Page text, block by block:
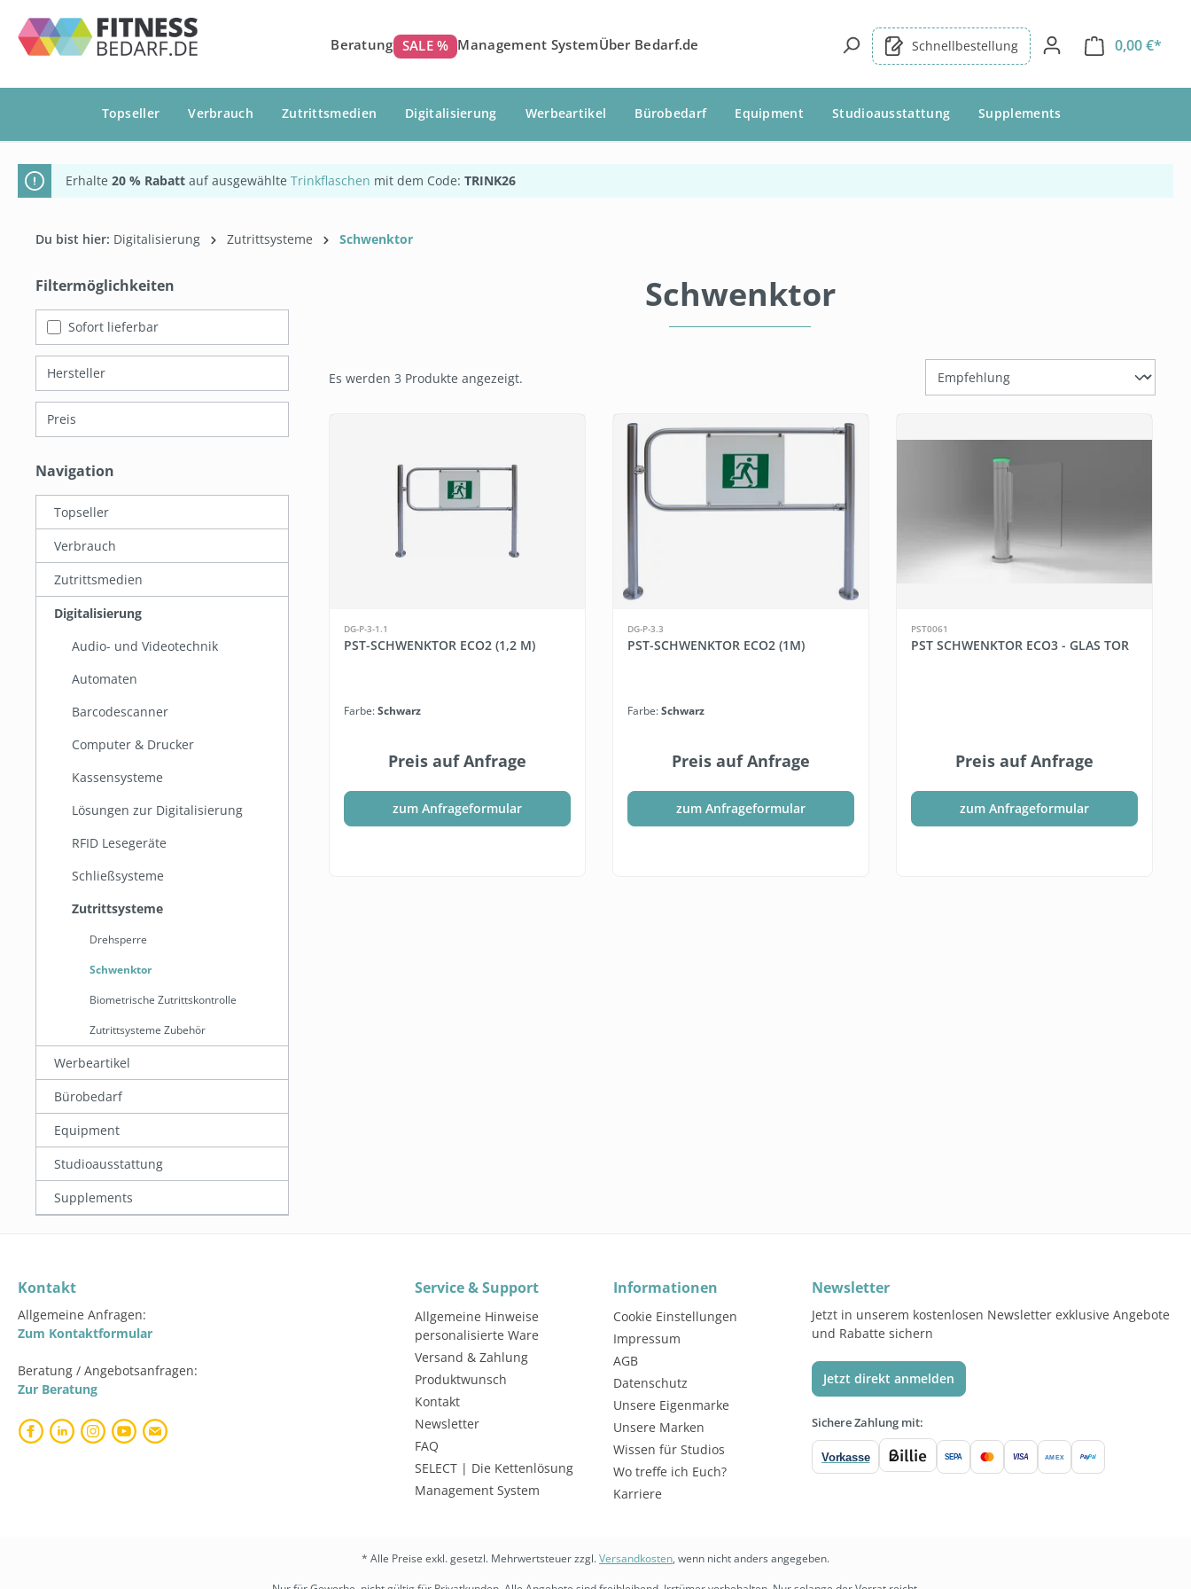
Zur Hauptnavigation springen
Beratung SALE % Management SystemÜber Bedarf.de Schnellbestellung 0,00 €*
Topseller Verbrauch Zutrittsmedien Digitalisierung Werbeartikel Bürobedarf Equipment Studioausstattung Supplements
Erhalte 20 % Rabatt auf ausgewählte Trinkflaschen mit dem Code: TRINK26
Du bist hier: Digitalisierung Zutrittsysteme Schwenktor
Filtermöglichkeiten
Sofort lieferbar
Hersteller
Preis
Navigation
Topseller
Verbrauch
Zutrittsmedien
Digitalisierung
Audio- und Videotechnik
Automaten
Barcodescanner
Computer & Drucker
Kassensysteme
Lösungen zur Digitalisierung
RFID Lesegeräte
Schließsysteme
Zutrittsysteme
Drehsperre
Schwenktor
Biometrische Zutrittskontrolle
Zutrittsysteme Zubehör
Werbeartikel
Bürobedarf
Equipment
Studioausstattung
Supplements
Schwenktor
Es werden 3 Produkte angezeigt.
DG-P-3-1.1
PST-SCHWENKTOR ECO2 (1,2 M)
Farbe:Schwarz
Preis auf Anfrage
zum Anfrageformular
DG-P-3.3
PST-SCHWENKTOR ECO2 (1M)
Farbe:Schwarz
Preis auf Anfrage
zum Anfrageformular
PST0061
PST SCHWENKTOR ECO3 - GLAS TOR
Preis auf Anfrage
zum Anfrageformular
Kontakt
Allgemeine Anfragen:
Zum Kontaktformular
Beratung / Angebotsanfragen:
Zur Beratung
Service & Support
Allgemeine Hinweise
personalisierte Ware
Versand & Zahlung
Produktwunsch
Kontakt
Newsletter
FAQ
SELECT | Die Kettenlösung
Management System
Informationen
Cookie Einstellungen
Impressum
AGB
Datenschutz
Unsere Eigenmarke
Unsere Marken
Wissen für Studios
Wo treffe ich Euch?
Karriere
Newsletter
Jetzt in unserem kostenlosen Newsletter exklusive Angebote
und Rabatte sichern
Jetzt direkt anmelden
Sichere Zahlung mit:
Vorkasse SEPA VISA AMEX PayPal
* Alle Preise exkl. gesetzl. Mehrwertsteuer zzgl.Versandkosten, wenn nicht anders angegeben.